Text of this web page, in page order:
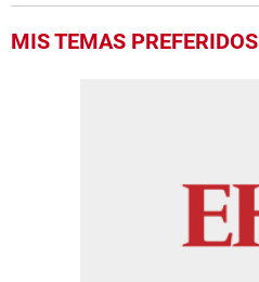
MIS TEMAS PREFERIDOS